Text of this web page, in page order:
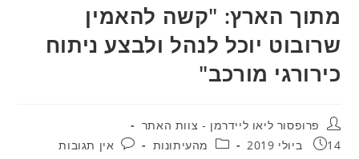
מתוך הארץ: "קשה להאמין
שרובוט יוכל לנהל ולבצע ניתוח
כירורגי מורכב"
מחבר:פרופסור ליאו ליידרמן - צוות האתר
פורסם:
14 ביולי 2019 קטגוריה:מהעיתונות תגובות:אין תגובות